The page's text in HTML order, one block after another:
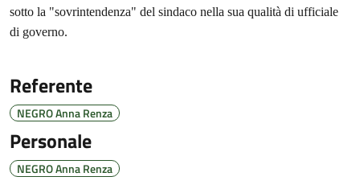
sotto la "sovrintendenza" del sindaco nella sua qualità di ufficiale
di governo.
Referente
NEGRO Anna Renza
Personale
NEGRO Anna Renza